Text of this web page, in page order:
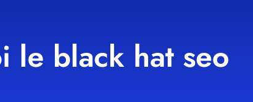
le black hat seo